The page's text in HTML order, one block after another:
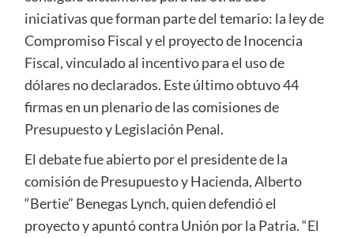
iniciativas que forman parte del temario: la ley de
Compromiso Fiscal y el proyecto de Inocencia
Fiscal, vinculado al incentivo para el uso de
dólares no declarados. Este último obtuvo 44
firmas en un plenario de las comisiones de
Presupuesto y Legislación Penal.
El debate fue abierto por el presidente de la
comisión de Presupuesto y Hacienda, Alberto
“Bertie” Benegas Lynch, quien defendió el
proyecto y apuntó contra Unión por la Patria. “El